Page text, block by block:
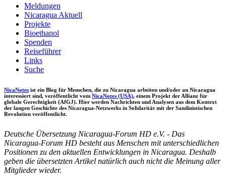
Meldungen
Nicaragua Aktuell
Projekte
Bioethanol
Spenden
Reiseführer
Links
Suche
NicaNotes ist ein Blog für Menschen, die zu Nicaragua arbeiten und/oder an Nicaragua
interessiert sind, veröffentlicht vom NicaNotes (USA), einem Projekt der Allianz für
globale Gerechtigkeit (AfGJ). Hier werden Nachrichten und Analysen aus dem Kontext
der langen Geschichte des Nicaragua-Netzwerks in Solidarität mit der Sandinistischen
Revolution veröffentlicht.
Deutsche Übersetzung Nicaragua-Forum HD e.V. - Das
Nicaragua-Forum HD besteht aus Menschen mit unterschiedlichen
Positionen zu den aktuellen Entwicklungen in Nicaragua. Deshalb
geben die übersetzten Artikel natürlich auch nicht die Meinung aller
Mitglieder wieder.